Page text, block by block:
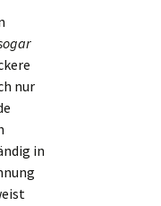
nur
in